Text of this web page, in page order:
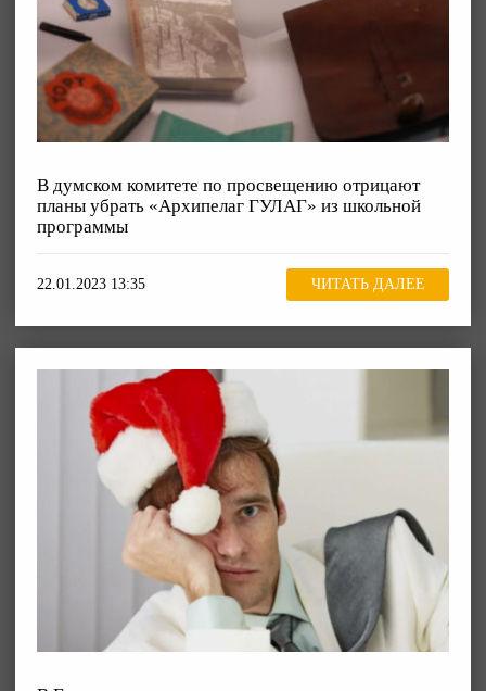
В думском комитете по просвещению отрицают
планы убрать «Архипелаг ГУЛАГ» из школьной
программы
22.01.2023 13:35 ЧИТАТЬ ДАЛЕЕ